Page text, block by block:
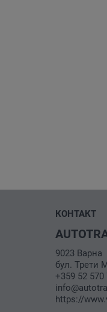
КОНТАКТ
9023 Варна
бул. Трети
+359 52 570
https://